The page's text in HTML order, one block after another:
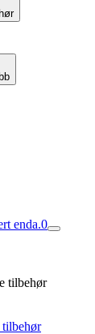
enda.0
tilbehør